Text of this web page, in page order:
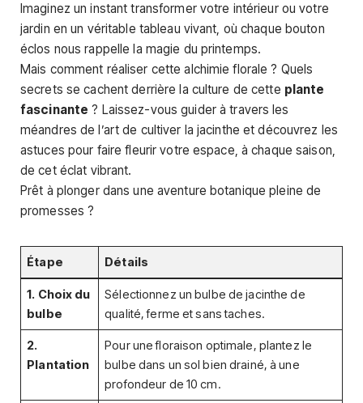
Imaginez un instant transformer votre intérieur ou votre
jardin en un véritable tableau vivant, où chaque bouton
éclos nous rappelle la magie du printemps.
Mais comment réaliser cette alchimie florale ? Quels
secrets se cachent derrière la culture de cette plante
fascinante ? Laissez-vous guider à travers les
méandres de l’art de cultiver la jacinthe et découvrez les
astuces pour faire fleurir votre espace, à chaque saison,
de cet éclat vibrant.
Prêt à plonger dans une aventure botanique pleine de
promesses ?
Étape Détails
1. Choix du
bulbe
Sélectionnez un bulbe de jacinthe de
qualité, ferme et sans taches.
2.
Plantation
Pour une floraison optimale, plantez le
bulbe dans un sol bien drainé, à une
profondeur de 10 cm.